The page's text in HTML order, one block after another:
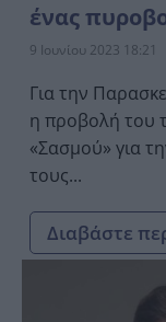
ένας
9 Ιουνίου 2023 18:21
Για την
η προβολή του
«Σασμού» για
τους...
Διαβάστε